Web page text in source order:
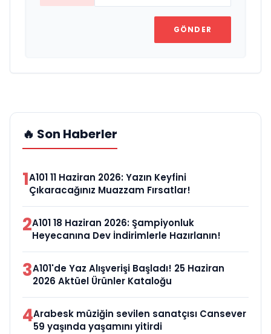
GÖNDER
🔥 Son Haberler
1A101 11 Haziran 2026: Yazın Keyfini
Çıkaracağınız Muazzam Fırsatlar!
2A101 18 Haziran 2026: Şampiyonluk
Heyecanına Dev İndirimlerle Hazırlanın!
3A101'de Yaz Alışverişi Başladı! 25 Haziran
2026 Aktüel Ürünler Kataloğu
4Arabesk müziğin sevilen sanatçısı Cansever
59 yaşında yaşamını yitirdi